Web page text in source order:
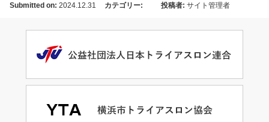
Submitted on: 2024.12.31 カテゴリー: 投稿者: サイト管理者